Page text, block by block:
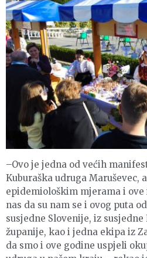
–Ovo je jedna od većih
Kuburaška udruga Maruševec,
epidemiološkim mjerama i ove
nas da su nam se i ovog puta
susjedne Slovenije, iz
županije, kao i jedna ekipa iz
da smo i ove godine uspjeli